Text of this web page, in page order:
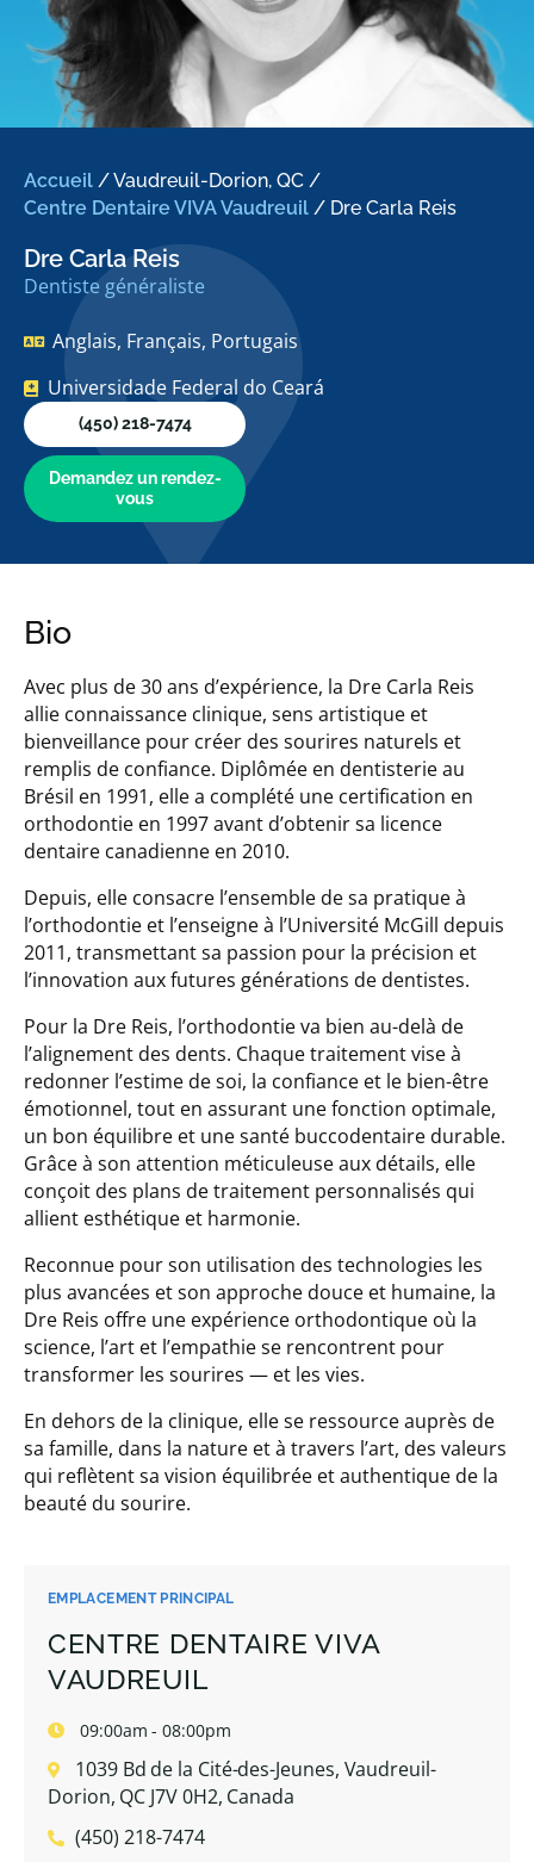
Accueil /Vaudreuil-Dorion, QC /
Centre Dentaire VIVA Vaudreuil / Dre Carla Reis
Dre Carla Reis
Dentiste généraliste
Anglais, Français, Portugais
Universidade Federal do Ceará
(450) 218-7474
Demandez un rendez-
vous
EMPLACEMENT PRINCIPAL
CENTRE DENTAIRE VIVA
VAUDREUIL
09:00am - 08:00pm
1039 Bd de la Cité-des-Jeunes, Vaudreuil-
Dorion, QC J7V 0H2, Canada
(450) 218-7474
Bio
Avec plus de 30 ans d’expérience, la Dre Carla Reis
allie connaissance clinique, sens artistique et
bienveillance pour créer des sourires naturels et
remplis de confiance. Diplômée en dentisterie au
Brésil en 1991, elle a complété une certification en
orthodontie en 1997 avant d’obtenir sa licence
dentaire canadienne en 2010.
Depuis, elle consacre l’ensemble de sa pratique à
l’orthodontie et l’enseigne à l’Université McGill depuis
2011, transmettant sa passion pour la précision et
l’innovation aux futures générations de dentistes.
Pour la Dre Reis, l’orthodontie va bien au-delà de
l’alignement des dents. Chaque traitement vise à
redonner l’estime de soi, la confiance et le bien-être
émotionnel, tout en assurant une fonction optimale,
un bon équilibre et une santé buccodentaire durable.
Grâce à son attention méticuleuse aux détails, elle
conçoit des plans de traitement personnalisés qui
allient esthétique et harmonie.
Reconnue pour son utilisation des technologies les
plus avancées et son approche douce et humaine, la
Dre Reis offre une expérience orthodontique où la
science, l’art et l’empathie se rencontrent pour
transformer les sourires — et les vies.
En dehors de la clinique, elle se ressource auprès de
sa famille, dans la nature et à travers l’art, des valeurs
qui reflètent sa vision équilibrée et authentique de la
beauté du sourire.